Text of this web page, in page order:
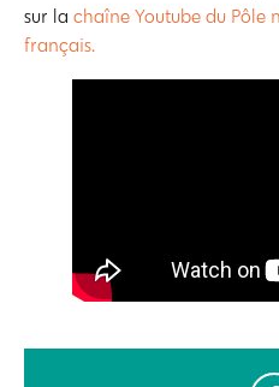
sur la chaîne Youtube du Pôle
français.